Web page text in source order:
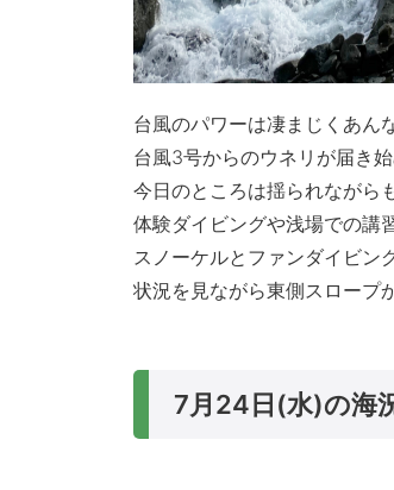
台風のパワーは凄まじくあん
台風3号からのウネリが届き
今日のところは揺られながら
体験ダイビングや浅場での講
スノーケルとファンダイビン
状況を見ながら東側スロープ
7月24日(水)の海